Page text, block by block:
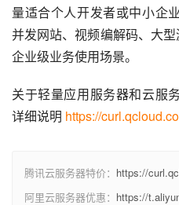
量适合个人开发者或中小企
并发网站、视频编解码、大
企业级业务使用场景。
关于轻量应用服务器和云服
详细说明 https://
腾讯云服务器特价： https://
阿里云服务器优惠： https://